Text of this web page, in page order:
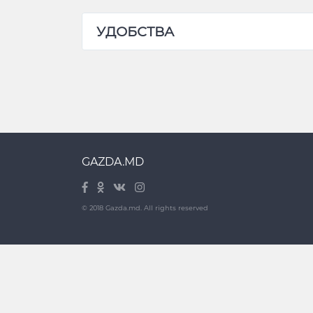
УДОБСТВА
GAZDA.MD
© 2018 Gazda.md. All rights reserved